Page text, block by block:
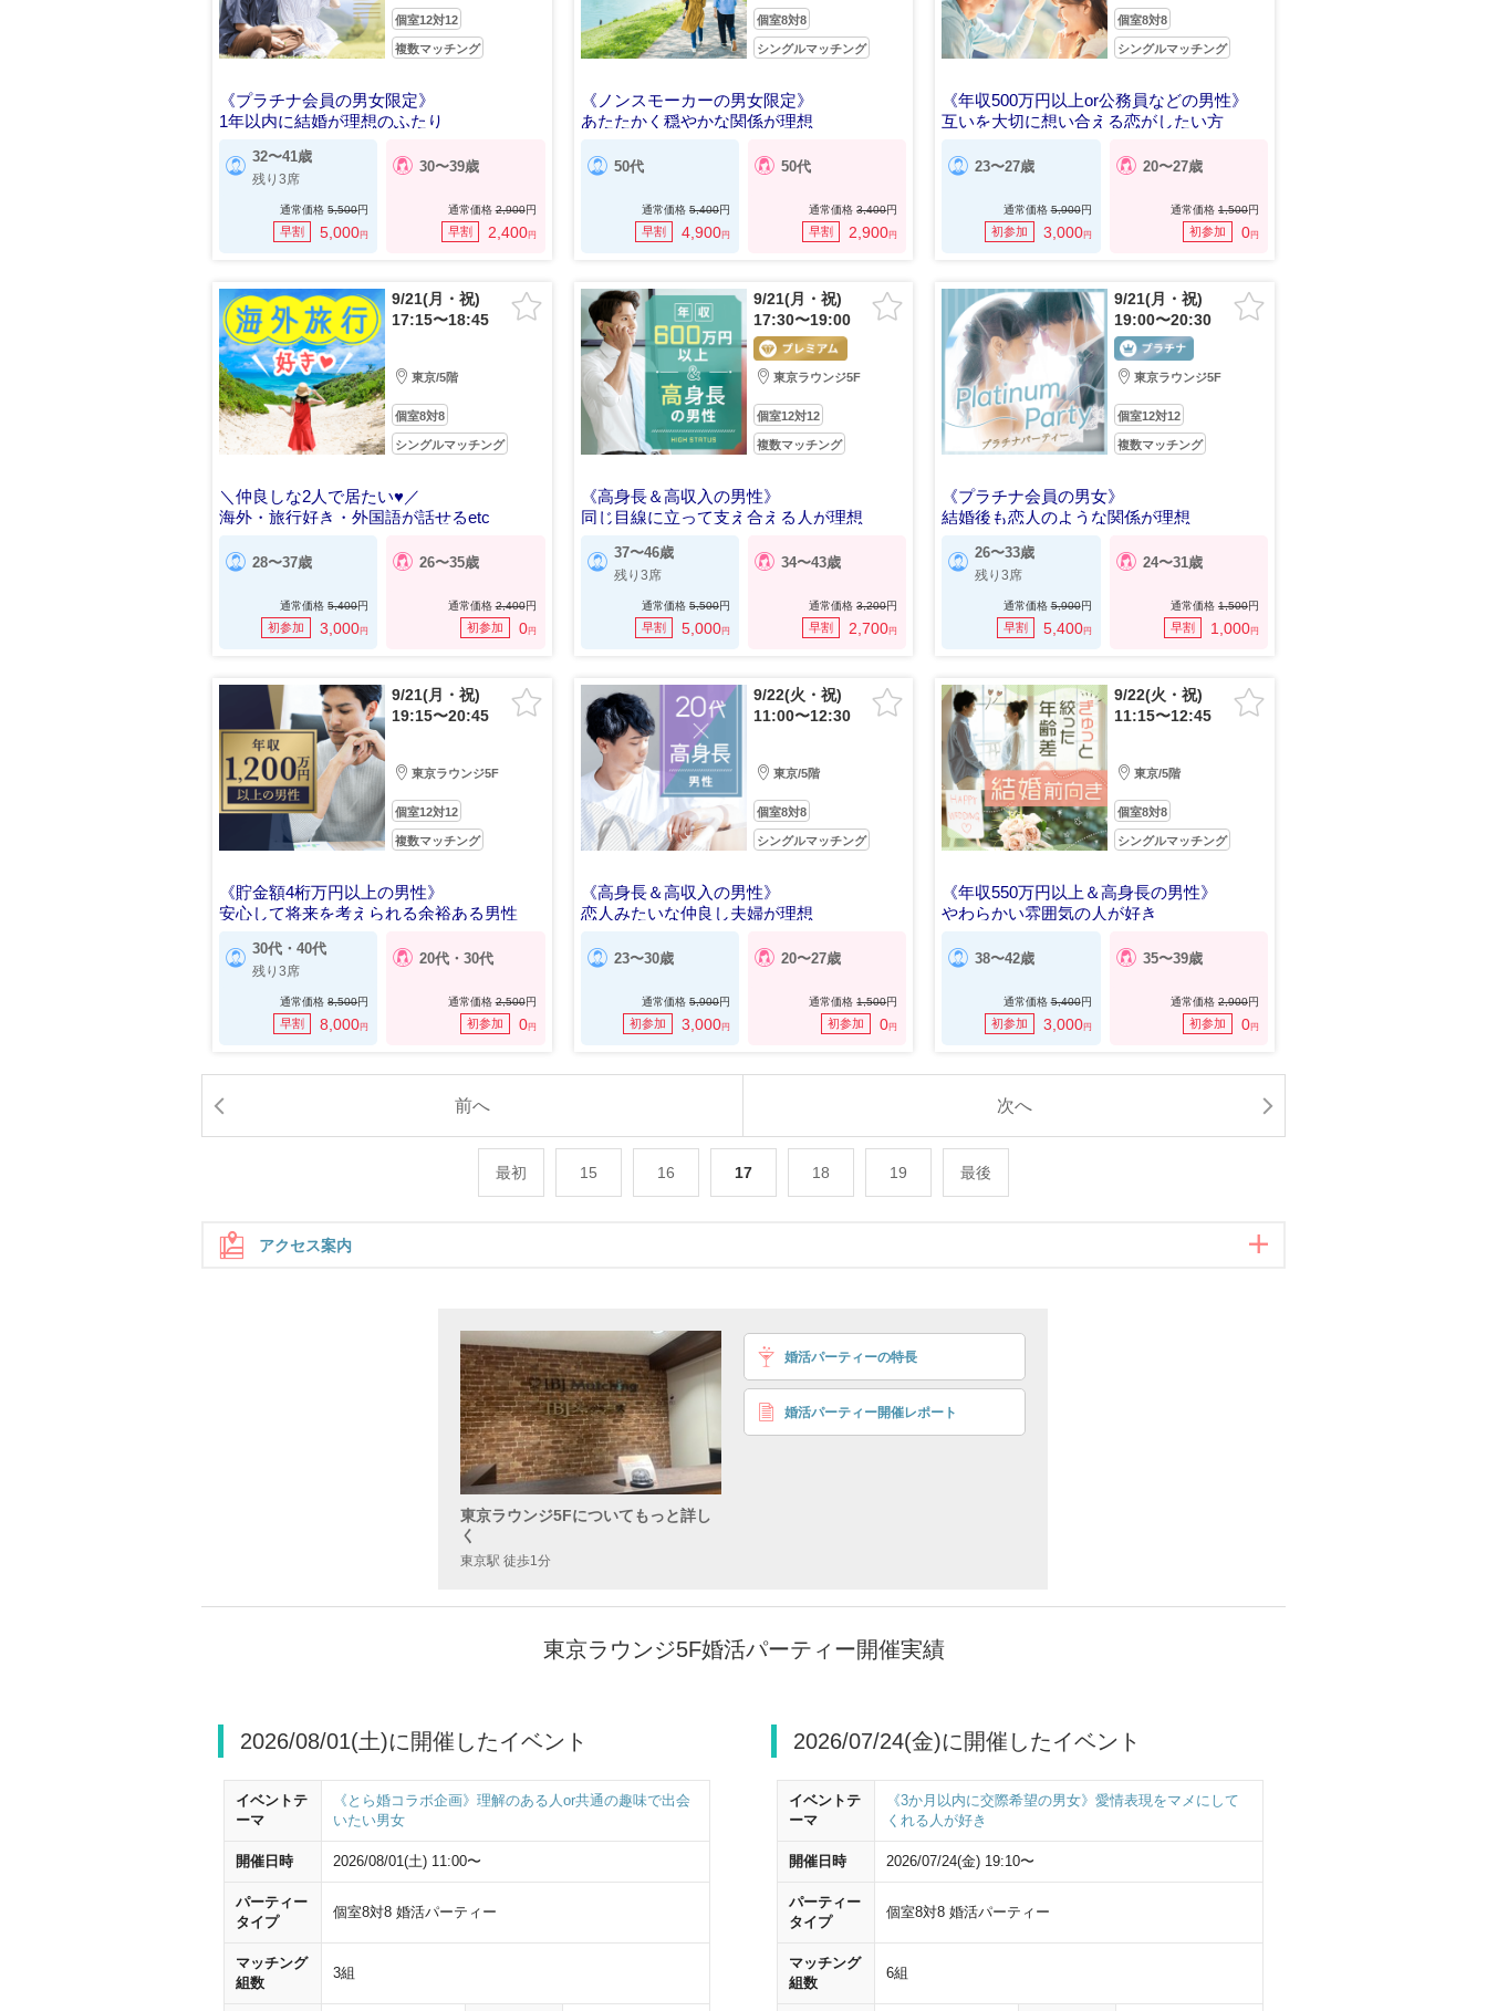
個室12対12
複数マッチング
《プラチナ会員の男女限定》
1年以内に結婚が理想のふたり
32〜41歳
残り3席
通常価格5,500円
早割 5,000円
30〜39歳
通常価格2,900円
早割 2,400円
個室8対8
シングルマッチング
《ノンスモーカーの男女限定》
あたたかく穏やかな関係が理想
50代
通常価格 5,400円
早割 4,900円
50代
通常価格3,400円
早割 2,900円
個室8対8
シングルマッチング
《年収500万円以上or公務員などの男性》
互いを大切に想い合える恋がしたい方
23〜27歳
通常価格5,900円
初参加 3,000円
20〜27歳
通常価格 1,500円
初参加 0円
9/21(月・祝)
17:15〜18:45
東京/5階
個室8対8
シングルマッチング
＼仲良しな2人で居たい♥／
海外・旅行好き・外国語が話せるetc
28〜37歳
通常価格5,400円
初参加 3,000円
26〜35歳
通常価格2,400円
初参加 0円
9/21(月・祝)
17:30〜19:00
東京ラウンジ5F
個室12対12
複数マッチング
《高身長＆高収入の男性》
同じ目線に立って支え合える人が理想
37〜46歳
残り3席
通常価格 5,500円
早割 5,000円
34〜43歳
通常価格3,200円
早割 2,700円
9/21(月・祝)
19:00〜20:30
東京ラウンジ5F
個室12対12
複数マッチング
《プラチナ会員の男女》
結婚後も恋人のような関係が理想
26〜33歳
残り3席
通常価格5,900円
早割 5,400円
24〜31歳
通常価格 1,500円
早割 1,000円
9/21(月・祝)
19:15〜20:45
東京ラウンジ5F
個室12対12
複数マッチング
《貯金額4桁万円以上の男性》
安心して将来を考えられる余裕ある男性
30代・40代
残り3席
通常価格8,500円
早割 8,000円
20代・30代
通常価格2,500円
初参加 0円
9/22(火・祝)
11:00〜12:30
東京/5階
個室8対8
シングルマッチング
《高身長＆高収入の男性》
恋人みたいな仲良し夫婦が理想
23〜30歳
通常価格 5,900円
初参加 3,000円
20〜27歳
通常価格1,500円
初参加 0円
9/22(火・祝)
11:15〜12:45
東京/5階
個室8対8
シングルマッチング
《年収550万円以上＆高身長の男性》
やわらかい雰囲気の人が好き
38〜42歳
通常価格5,400円
初参加 3,000円
35〜39歳
通常価格 2,900円
初参加 0円
前へ 次へ
最初 15 16 17 18 19 最後
アクセス案内
地上からのアクセス
JR東京駅の八重洲中央口改札を出たら、八重洲中央口 方面へ進んでください。
東京ラウンジ5Fについてもっと詳し
く
東京駅 徒歩1分
婚活パーティーの特長
婚活パーティー開催レポート
東京ラウンジ5F婚活パーティー開催実績
2026/08/01(土)に開催したイベント
イベントテ
ーマ
《とら婚コラボ企画》理解のある人or共通の趣味で出会
いたい男女
開催日時 2026/08/01(土) 11:00〜
パーティー
タイプ
個室8対8 婚活パーティー
マッチング
組数
3組
2026/07/24(金)に開催したイベント
イベントテ
ーマ
《3か月以内に交際希望の男女》愛情表現をマメにして
くれる人が好き
開催日時 2026/07/24(金) 19:10〜
パーティー
タイプ
個室8対8 婚活パーティー
マッチング
組数
6組